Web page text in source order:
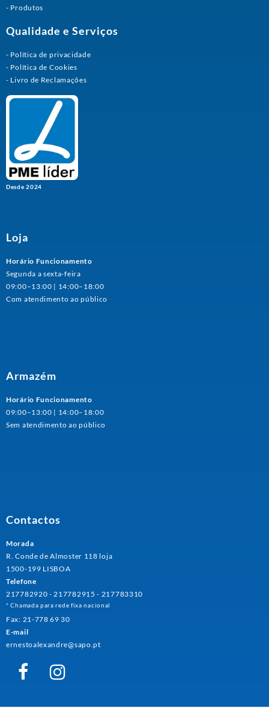
Produtos
Qualidade e Serviços
Política de privacidade
Política de Cookies
Livro de Reclamações
Desde 2024
Loja
Horário Funcionamento
Segunda a sexta-feira
09:00–13:00 | 14:00–18:00
Com atendimento ao público
Armazém
Horário Funcionamento
09:00–13:00 | 14:00–18:00
Sem atendimento ao público
Contactos
Morada
R. Conde de Almoster 118 loja
1500-199 LISBOA
Telefone
217782920 - 217782915 - 217783310
* Chamada para rede fixa nacional
Fax: 21-778 69 30
E-mail
ernestoalexandre@sapo.pt